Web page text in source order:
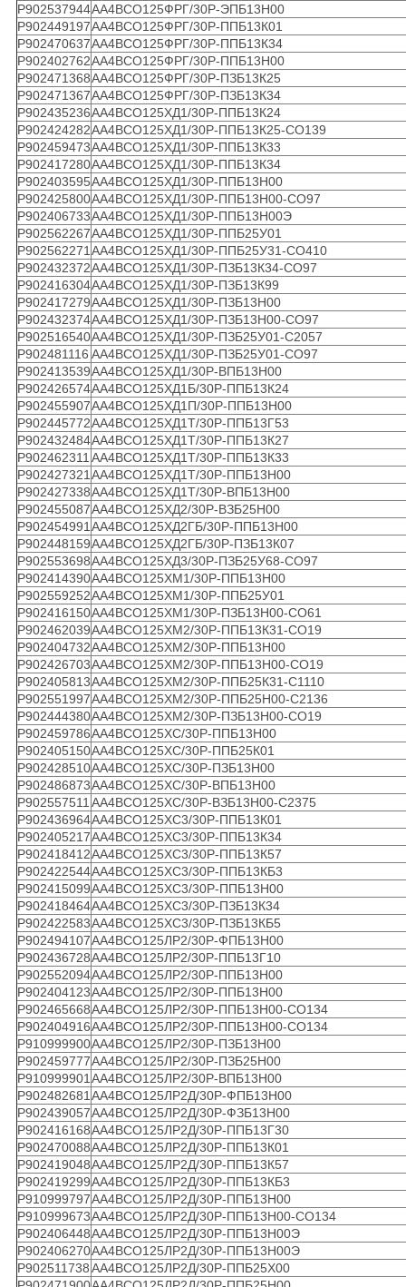
Р902537944АА4ВСО125ФРГ/30Р-ЭПБ13Н00
Р902449197АА4ВСО125ФРГ/30Р-ППБ13К01
Р902470637АА4ВСО125ФРГ/30Р-ППБ13К34
Р902402762АА4ВСО125ФРГ/30Р-ППБ13Н00
Р902471368АА4ВСО125ФРГ/30Р-ПЗБ13К25
Р902471367АА4ВСО125ФРГ/30Р-ПЗБ13К34
Р902435236АА4ВСО125ХД1/30Р-ППБ13К24
Р902424282АА4ВСО125ХД1/30Р-ППБ13К25-СО139
Р902459473АА4ВСО125ХД1/30Р-ППБ13К33
Р902417280АА4ВСО125ХД1/30Р-ППБ13К34
Р902403595АА4ВСО125ХД1/30Р-ППБ13Н00
Р902425800АА4ВСО125ХД1/30Р-ППБ13Н00-СО97
Р902406733АА4ВСО125ХД1/30Р-ППБ13Н00Э
Р902562267АА4ВСО125ХД1/30Р-ППБ25У01
Р902562271 АА4ВСО125ХД1/30Р-ППБ25У31-СО410
Р902432372АА4ВСО125ХД1/30Р-ПЗБ13К34-СО97
Р902416304АА4ВСО125ХД1/30Р-ПЗБ13К99
Р902417279АА4ВСО125ХД1/30Р-ПЗБ13Н00
Р902432374АА4ВСО125ХД1/30Р-ПЗБ13Н00-СО97
Р902516540АА4ВСО125ХД1/30Р-ПЗБ25У01-С2057
Р902481116 АА4ВСО125ХД1/30Р-ПЗБ25У01-СО97
Р902413539АА4ВСО125ХД1/30Р-ВПБ13Н00
Р902426574АА4ВСО125ХД1Б/30Р-ППБ13К24
Р902455907АА4ВСО125ХД1П/30Р-ППБ13Н00
Р902445772АА4ВСО125ХД1Т/30Р-ППБ13Г53
Р902432484АА4ВСО125ХД1Т/30Р-ППБ13К27
Р902462311 АА4ВСО125ХД1Т/30Р-ППБ13К33
Р902427321 АА4ВСО125ХД1Т/30Р-ППБ13Н00
Р902427338АА4ВСО125ХД1Т/30Р-ВПБ13Н00
Р902455087АА4ВСО125ХД2/30Р-ВЗБ25Н00
Р902454991 АА4ВСО125ХД2ГБ/30Р-ППБ13Н00
Р902448159АА4ВСО125ХД2ГБ/30Р-ПЗБ13К07
Р902553698АА4ВСО125ХД3/30Р-ПЗБ25У68-СО97
Р902414390АА4ВСО125ХМ1/30Р-ППБ13Н00
Р902559252АА4ВСО125ХМ1/30Р-ППБ25У01
Р902416150АА4ВСО125ХМ1/30Р-ПЗБ13Н00-СО61
Р902462039АА4ВСО125ХМ2/30Р-ППБ13К31-СО19
Р902404732АА4ВСО125ХМ2/30Р-ППБ13Н00
Р902426703АА4ВСО125ХМ2/30Р-ППБ13Н00-СО19
Р902405813АА4ВСО125ХМ2/30Р-ППБ25К31-С1110
Р902551997АА4ВСО125ХМ2/30Р-ППБ25Н00-С2136
Р902444380АА4ВСО125ХМ2/30Р-ПЗБ13Н00-СО19
Р902459786АА4ВСО125ХС/30Р-ППБ13Н00
Р902405150АА4ВСО125ХС/30Р-ППБ25К01
Р902428510АА4ВСО125ХС/30Р-ПЗБ13Н00
Р902486873АА4ВСО125ХС/30Р-ВПБ13Н00
Р902557511 АА4ВСО125ХС/30Р-ВЗБ13Н00-С2375
Р902436964АА4ВСО125ХС3/30Р-ППБ13К01
Р902405217АА4ВСО125ХС3/30Р-ППБ13К34
Р902418412АА4ВСО125ХС3/30Р-ППБ13К57
Р902422544АА4ВСО125ХС3/30Р-ППБ13КБ3
Р902415099АА4ВСО125ХС3/30Р-ППБ13Н00
Р902418464АА4ВСО125ХС3/30Р-ПЗБ13К34
Р902422583АА4ВСО125ХС3/30Р-ПЗБ13КБ5
Р902494107АА4ВСО125ЛР2/30Р-ФПБ13Н00
Р902436728АА4ВСО125ЛР2/30Р-ППБ13Г10
Р902552094АА4ВСО125ЛР2/30Р-ППБ13Н00
Р902404123АА4ВСО125ЛР2/30Р-ППБ13Н00
Р902465668АА4ВСО125ЛР2/30Р-ППБ13Н00-СО134
Р902404916АА4ВСО125ЛР2/30Р-ППБ13Н00-СО134
Р910999900АА4ВСО125ЛР2/30Р-ПЗБ13Н00
Р902459777АА4ВСО125ЛР2/30Р-ПЗБ25Н00
Р910999901 АА4ВСО125ЛР2/30Р-ВПБ13Н00
Р902482681 АА4ВСО125ЛР2Д/30Р-ФПБ13Н00
Р902439057АА4ВСО125ЛР2Д/30Р-ФЗБ13Н00
Р902416168АА4ВСО125ЛР2Д/30Р-ППБ13Г30
Р902470088АА4ВСО125ЛР2Д/30Р-ППБ13К01
Р902419048АА4ВСО125ЛР2Д/30Р-ППБ13К57
Р902419299АА4ВСО125ЛР2Д/30Р-ППБ13КБ3
Р910999797АА4ВСО125ЛР2Д/30Р-ППБ13Н00
Р910999673АА4ВСО125ЛР2Д/30Р-ППБ13Н00-СО134
Р902406448АА4ВСО125ЛР2Д/30Р-ППБ13Н00Э
Р902406270АА4ВСО125ЛР2Д/30Р-ППБ13Н00Э
Р902511738АА4ВСО125ЛР2Д/30Р-ППБ25Х00